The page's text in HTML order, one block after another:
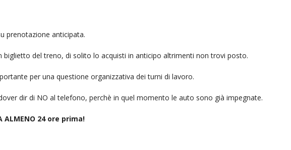
prenotazione anticipata.
biglietto del treno, di solito lo acquisti in anticipo altrimenti non trovi posto.
per una questione organizzativa dei turni di lavoro.
dir di NO al telefono, perchè in quel momento le auto sono già impegnate.
ALMENO 24 ore prima!